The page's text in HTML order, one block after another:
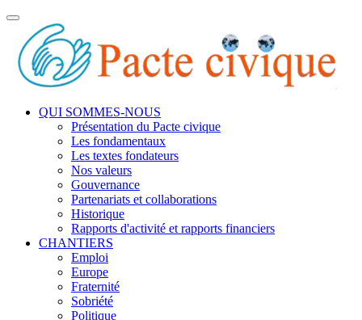
Toggle
navigation
QUI SOMMES-NOUS
Présentation du Pacte civique
Les fondamentaux
Les textes fondateurs
Nos valeurs
Gouvernance
Partenariats et collaborations
Historique
Rapports d'activité et rapports financiers
CHANTIERS
Emploi
Europe
Fraternité
Sobriété
Politique